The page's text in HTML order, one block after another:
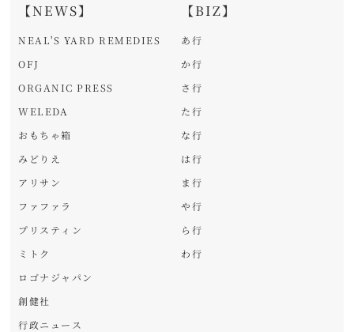
【NEWS】
NEAL'S YARD REMEDIES
OFJ
ORGANIC PRESS
WELEDA
おもちゃ箱
みどりえ
アリサン
ファファラ
プリスティン
ミトク
ロゴナジャパン
創健社
行政ニュース
【BIZ】
あ行
か行
さ行
た行
な行
は行
ま行
や行
ら行
わ行